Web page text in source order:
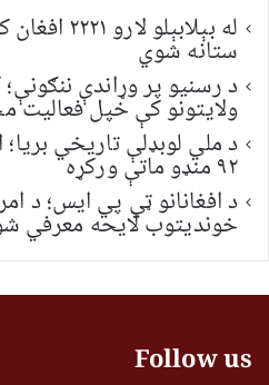
له
ستانه شوي
د رسنیو پر وړاندې
ولایتونو کې خپل فعالیت
د ملي لوبډلې تاریخي بریا؛
۹۲ منډو ماتې ورکړه
د افغانانو ټي پي ایس؛ د
خونديتوب لایحه معرفي
Follow us